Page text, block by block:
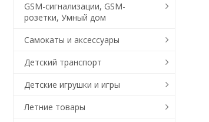
GSM-сигнализации, GSM-
розетки, Умный дом
Самокаты и аксессуары
Детский транспорт
Детские игрушки и игры
Летние товары